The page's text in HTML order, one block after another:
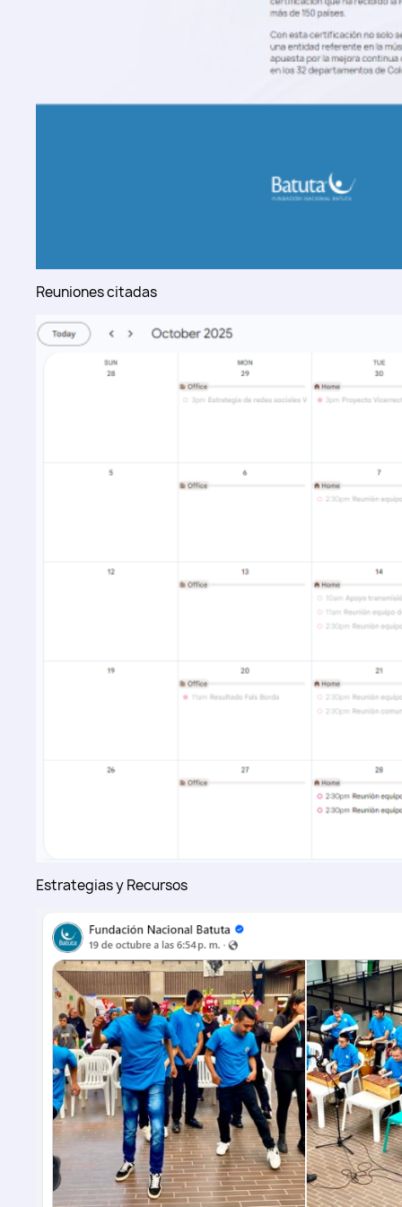
Reuniones citadas
Estrategias y Recursos